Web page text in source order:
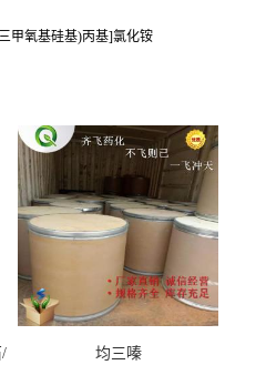
甲氧基硅基)丙基]氯化铵
均三嗪